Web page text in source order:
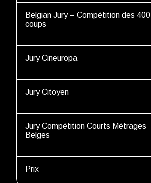
Belgian Jury – Compétition des 400
coups
Jury Cineuropa
Jury Citoyen
Jury Compétition Courts Métrages
Belges
Prix